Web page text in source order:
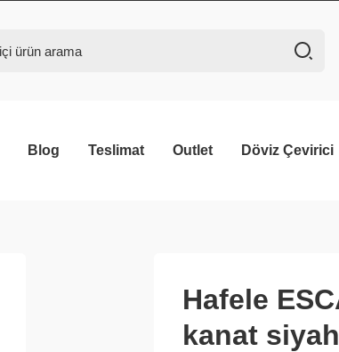
Blog Teslimat Outlet Döviz Çevirici
Hafele
kanat siyah